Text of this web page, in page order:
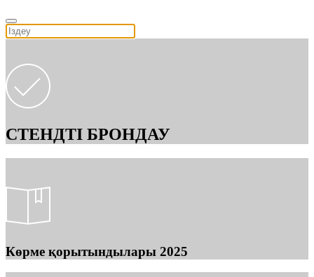
СТЕНДТІ БРОНДАУ
Көрме қорытындылары 2025